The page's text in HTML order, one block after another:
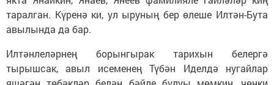
таралган. Күренә ки, ул ыруның бер өлеше Илтән-Бута
авылында да бар.
Илтәнлеләрнең борынгырак тарихын белергә
тырышсак, авыл исеменең Түбән Иделдә нугайлар